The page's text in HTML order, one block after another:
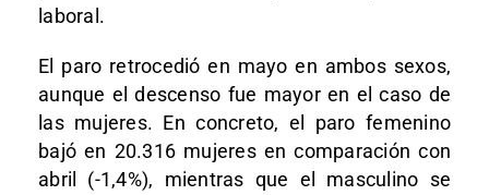
laboral.
El paro retrocedió en mayo en ambos sexos,
aunque el descenso fue mayor en el caso de
las mujeres. En concreto, el paro femenino
bajó en 20.316 mujeres en comparación con
abril (-1,4%), mientras que el masculino se